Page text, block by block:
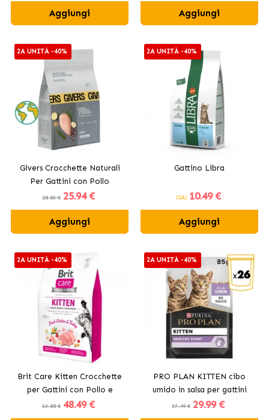
Aggiungi Aggiungi
2A UNITÀ -40%
Givers Crocchette Naturali
Per Gattini con Pollo
28.83 € 25.94 €
Aggiungi
2A UNITÀ -40%
Gattino Libra
(DA) 10.49 €
Aggiungi
2A UNITÀ -40%
Brit Care Kitten Crocchette
per Gattini con Pollo e
Tacchino
53.88 € 48.49 €
2A UNITÀ -40%
PRO PLAN KITTEN cibo
umido in salsa per gattini
37.49 € 29.99 €